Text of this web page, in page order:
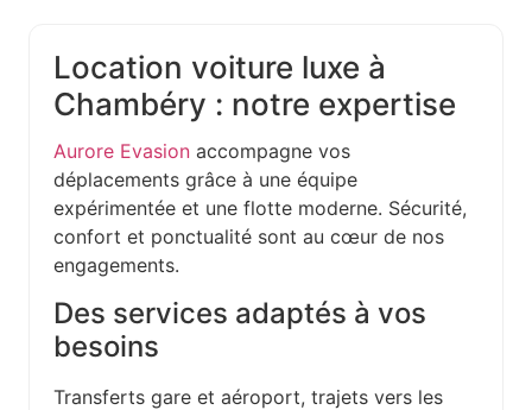
Location voiture luxe à
Chambéry : notre expertise
Aurore Evasion accompagne vos
déplacements grâce à une équipe
expérimentée et une flotte moderne. Sécurité,
confort et ponctualité sont au cœur de nos
engagements.
Des services adaptés à vos
besoins
Transferts gare et aéroport, trajets vers les